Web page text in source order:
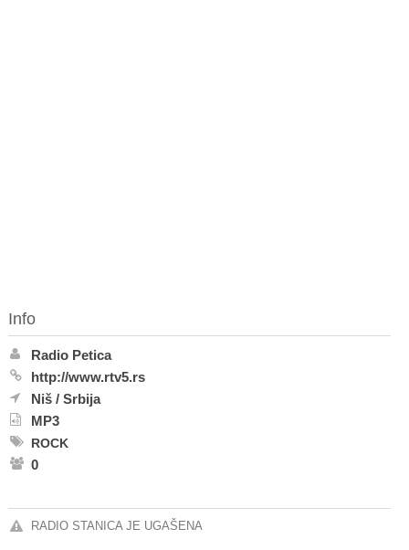
Info
Radio Petica
http://www.rtv5.rs
Niš / Srbija
MP3
ROCK
0
RADIO STANICA JE UGAŠENA